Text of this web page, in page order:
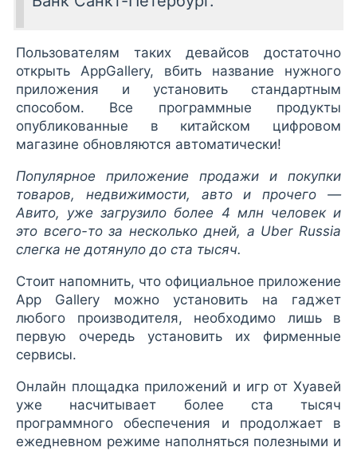
Пользователям таких девайсов достаточно
открыть AppGallery, вбить название нужного
приложения и установить стандартным
способом. Все программные продукты
опубликованные в китайском цифровом
магазине обновляются автоматически!
Популярное приложение продажи и покупки
товаров, недвижимости, авто и прочего —
Авито, уже загрузило более 4 млн человек и
это всего-то за несколько дней, а Uber Russia
слегка не дотянуло до ста тысяч.
Стоит напомнить, что официальное приложение
App Gallery можно установить на гаджет
любого производителя, необходимо лишь в
первую очередь установить их фирменные
сервисы.
Онлайн площадка приложений и игр от Хуавей
уже насчитывает более ста тысяч
программного обеспечения и продолжает в
ежедневном режиме наполняться полезными и